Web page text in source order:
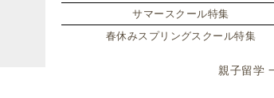
サマースクール特集
春休みスプリングスクール特集
親子留学